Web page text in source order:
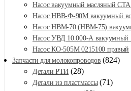
Насос вакуумный масляный
Насос НВВ-Ф-90М вакуумный
Насос НВМ-70 (НВМ-75)
Насос УВД 10.000-А вакуумный
Насос КО-505М 0215100 правый
Запчасти для молокопроводов (824)
Детали РТИ (28)
Детали из пластмассы (71)